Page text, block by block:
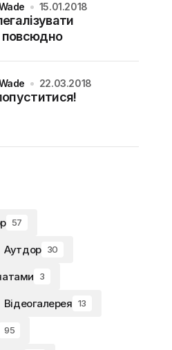
15.01.2018
22.03.2018
57
Аутдор 30
3
Відеогалерея 13
95